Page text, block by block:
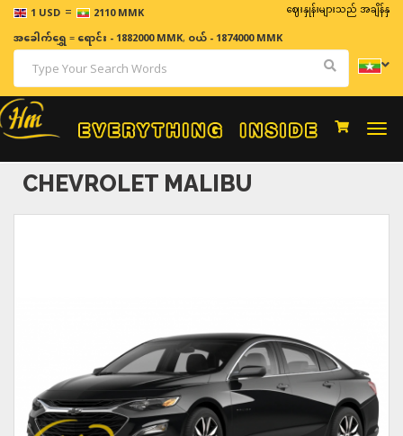
1 USD = 2110 MMK ဈေးနှုန်းများသည် အချိန်နှင့် အမျှပ
အခေါက်ရွှေ=ရောင်း - 1882000 MMK, ဝယ် - 1874000 MMK
CHEVROLET MALIBU